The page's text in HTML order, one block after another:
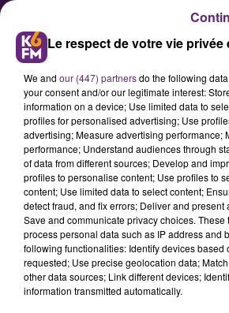
JDA â?? Pau-Lacq-
n'a plus de joker
Dix jours après sa
Gravelines (73-53), la
le parquet de son
pour y défier Pau-
Le respect de votre vie
We and our (447) partnersdo the following
your consent and/or our legitimate interest:
information on a device; Use limited data to
profiles for personalised advertising; Use
advertising; Measure advertising performance;
performance; Understand audiences through
of data from different sources; Develop and
profiles to personalise content; Use profiles to
content; Use limited data to select content;
detect fraud, and fix errors; Deliver and
Save and communicate privacy choices.
process personal data such as IP address and
following functionalities: Identify devices based
requested; Use precise geolocation data;
other data sources; Link different devices;
information transmitted automatically.